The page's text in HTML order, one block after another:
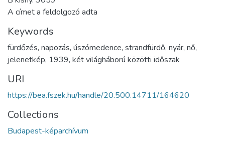
A címet a feldolgozó adta
Keywords
fürdőzés, napozás, úszómedence, strandfürdő, nyár, nő,
jelenetkép, 1939, két világháború közötti időszak
URI
https://bea.fszek.hu/handle/20.500.14711/164620
Collections
Budapest-képarchívum